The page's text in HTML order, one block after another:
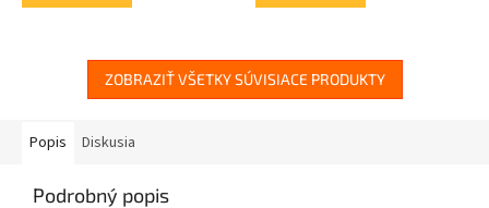
ZOBRAZIŤ VŠETKY SÚVISIACE PRODUKTY
Popis Diskusia
Podrobný popis